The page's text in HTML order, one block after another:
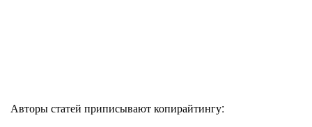
Авторы статей приписывают копирайтингу: